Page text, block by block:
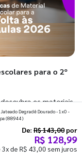
para o 2º
os materiais
o segundo
Degradê Dourado - 1x0 -
(88944)
De: R$ 143,00 por
R$ 128,99
3x de R$ 43,00 sem juros